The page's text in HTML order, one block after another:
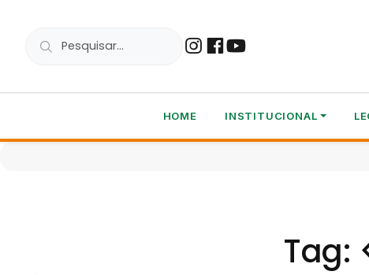
HOME INSTITUCIONAL
Tag: